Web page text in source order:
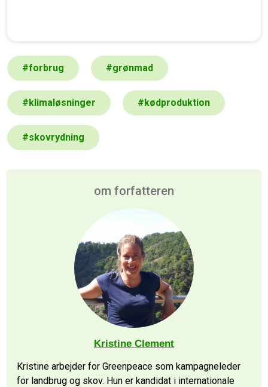
#forbrug #grønmad
#klimaløsninger #kødproduktion
#skovrydning
om forfatteren
Kristine Clement
Kristine arbejder for Greenpeace som kampagneleder
for landbrug og skov. Hun er kandidat i internationale